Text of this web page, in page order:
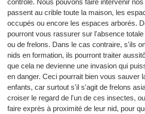
passent au crible toute la maison, les
occupés ou encore les espaces arborés.
pourront vous rassurer sur l'absence
ou de frelons. Dans le cas contraire, s'ils
nids en formation, ils pourront traiter
que cela ne devienne une invasion qui
en danger. Ceci pourrait bien vous sauver
enfants, car surtout s'il s'agit de frelons
croiser le regard de l'un de ces insectes,
faire exprès à proximité de leur nid, pour